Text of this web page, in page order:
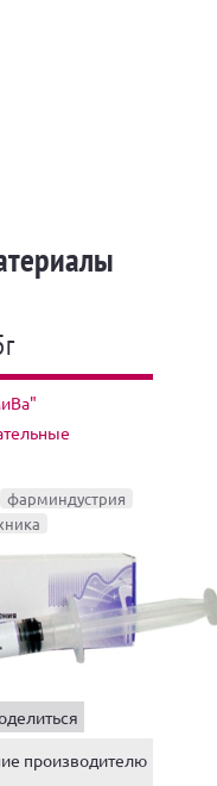
фарминдустрия
производителю